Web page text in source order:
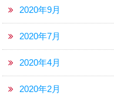
2020年9月
2020年7月
2020年4月
2020年2月